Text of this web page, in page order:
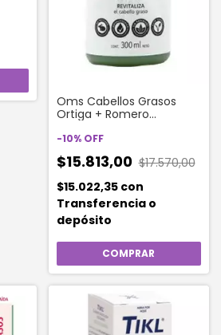
Oms Cabellos Grasos
Ortiga + Romero
Revitaliza
-10% OFF
$15.813,00 $17.570,00
$15.022,35 con
Transferencia o
depósito